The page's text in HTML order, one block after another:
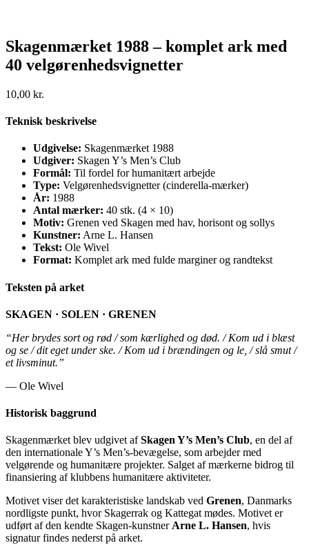
Skagenmærket 1988 – komplet ark med
40 velgørenhedsvignetter
10,00 kr.
Teknisk beskrivelse
Udgivelse: Skagenmærket 1988
Udgiver: Skagen Y’s Men’s Club
Formål: Til fordel for humanitært arbejde
Type: Velgørenhedsvignetter (cinderella-mærker)
År: 1988
Antal mærker: 40 stk. (4 × 10)
Motiv: Grenen ved Skagen med hav, horisont og sollys
Kunstner: Arne L. Hansen
Tekst: Ole Wivel
Format: Komplet ark med fulde marginer og randtekst
Teksten på arket
SKAGEN · SOLEN · GRENEN
“Her brydes sort og rød / som kærlighed og død. / Kom ud i blæst
og se / dit eget under ske. / Kom ud i brændingen og le, / slå smut /
et livsminut.”
— Ole Wivel
Historisk baggrund
Skagenmærket blev udgivet afSkagen Y’s Men’s Club, en del af
den internationale Y’s Men’s-bevægelse, som arbejder med
velgørende og humanitære projekter. Salget af mærkerne bidrog til
finansiering af klubbens humanitære aktiviteter.
Motivet viser det karakteristiske landskab ved Grenen, Danmarks
nordligste punkt, hvor Skagerrak og Kattegat mødes. Motivet er
udført af den kendte Skagen-kunstnerArne L. Hansen, hvis
signatur findes nederst på arket.